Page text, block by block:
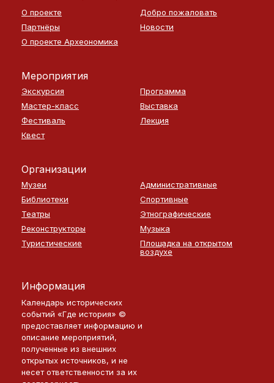
О проекте
Добро пожаловать
Партнёры
Новости
О проекте Археономика
Мероприятия
Экскурсия
Программа
Мастер-класс
Выставка
Фестиваль
Лекция
Квест
Организации
Музеи
Административные
Библиотеки
Спортивные
Театры
Этнографические
Реконструкторы
Музыка
Туристические
Площадка на открытом
воздухе
Информация
Календарь исторических
событий «Где история» ©
предоставляет информацию и
описание мероприятий,
полученные из внешних
открытых источников, и не
несет ответственности за их